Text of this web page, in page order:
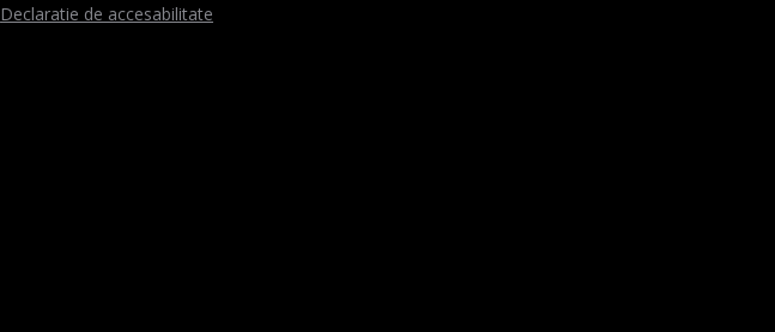
Declaratie de accesabilitate